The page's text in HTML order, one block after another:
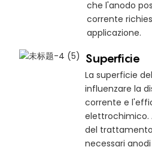
che l'anodo
corrente
applicazione.
Superficie
La superficie
influenzare la
corrente e
elettrochimico.
del
necessari